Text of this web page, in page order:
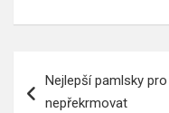
proNejlepší pamlsky
nepřekrmovat